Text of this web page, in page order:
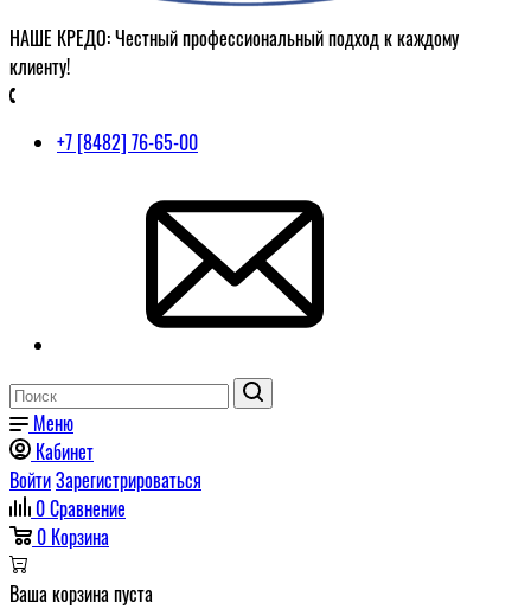
НАШЕ КРЕДО: Честный профессиональный подход к каждому
клиенту!
+7 [8482] 76-65-00
Меню
Кабинет
ВойтиЗарегистрироваться
0Сравнение
0 Корзина
Ваша корзина пуста